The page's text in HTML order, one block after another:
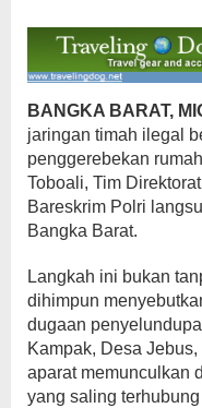
BANGKA BARAT,
jaringan timah ilegal
penggerebekan
Toboali, Tim
Bareskrim Polri
Bangka Barat.
Langkah ini bukan
dihimpun
dugaan
Kampak, Desa
aparat memunculkan
yang saling